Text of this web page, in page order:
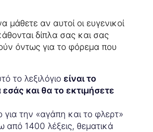
μάθετε αν αυτοί οι ευγενικοί
δίπλα σας και σας
όντως για το φόρεμα που
το λεξιλόγιο είναι το
και θα το εκτιμήσετε
για την «αγάπη και το φλερτ»
από 1400 λέξεις, θεματικά